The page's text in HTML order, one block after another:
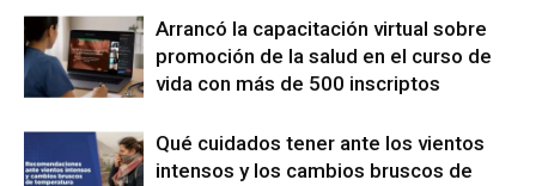
Arrancó la capacitación virtual sobre
promoción de la salud en el curso de
vida con más de 500 inscriptos
Qué cuidados tener ante los vientos
intensos y los cambios bruscos de